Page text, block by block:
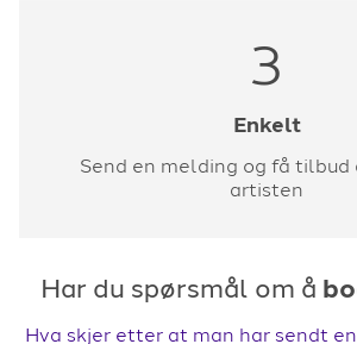
3
Enkelt
Send en melding og få
artisten
Har du spørsmål om å
Hva skjer etter at man har sendt en